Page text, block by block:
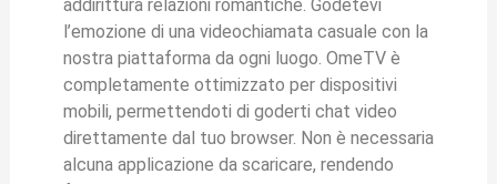
addirittura relazioni romantiche. Godetevi
l’emozione di una videochiamata casuale con la
nostra piattaforma da ogni luogo. OmeTV è
completamente ottimizzato per dispositivi
mobili, permettendoti di goderti chat video
direttamente dal tuo browser. Non è necessaria
alcuna applicazione da scaricare, rendendo